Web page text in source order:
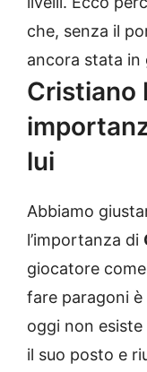
che, senza il
ancora stata in
Cristiano
lui
Abbiamo
l’importanza di
giocatore
fare paragoni
oggi non
il suo posto e